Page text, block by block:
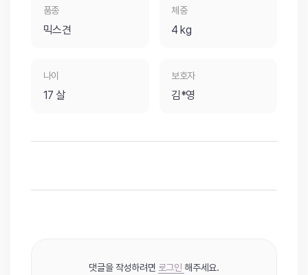
품종
믹스견
체중
4 kg
나이
17 살
보호자
김*영
댓글을 작성하려면 로그인 해주세요.